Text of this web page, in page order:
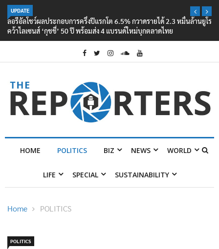
UPDATE
ลอรีอัลโชว์ผลประกอบการครึ่งปีแรกโต 6.5% กวาดรายได้ 2.3 หมื่นล้านยูโร
คว้าไลเซนส์ ‘กุชชี่’ 50 ปี พร้อมส่ง 4 แบรนด์ใหม่บุกตลาดไทย
HOME POLITICS BIZ NEWS WORLD
LIFE SPECIAL SUSTAINABILITY
Home POLITICS
POLITICS